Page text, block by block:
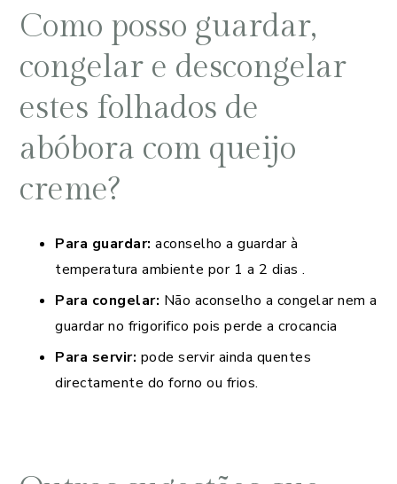
Como posso guardar,
congelar e descongelar
estes folhados de
abóbora com queijo
creme?
Para guardar: aconselho a guardar à
temperatura ambiente por 1 a 2 dias .
Para congelar: Não aconselho a congelar nem a
guardar no frigorifico pois perde a crocancia
Para servir: pode servir ainda quentes
directamente do forno ou frios.